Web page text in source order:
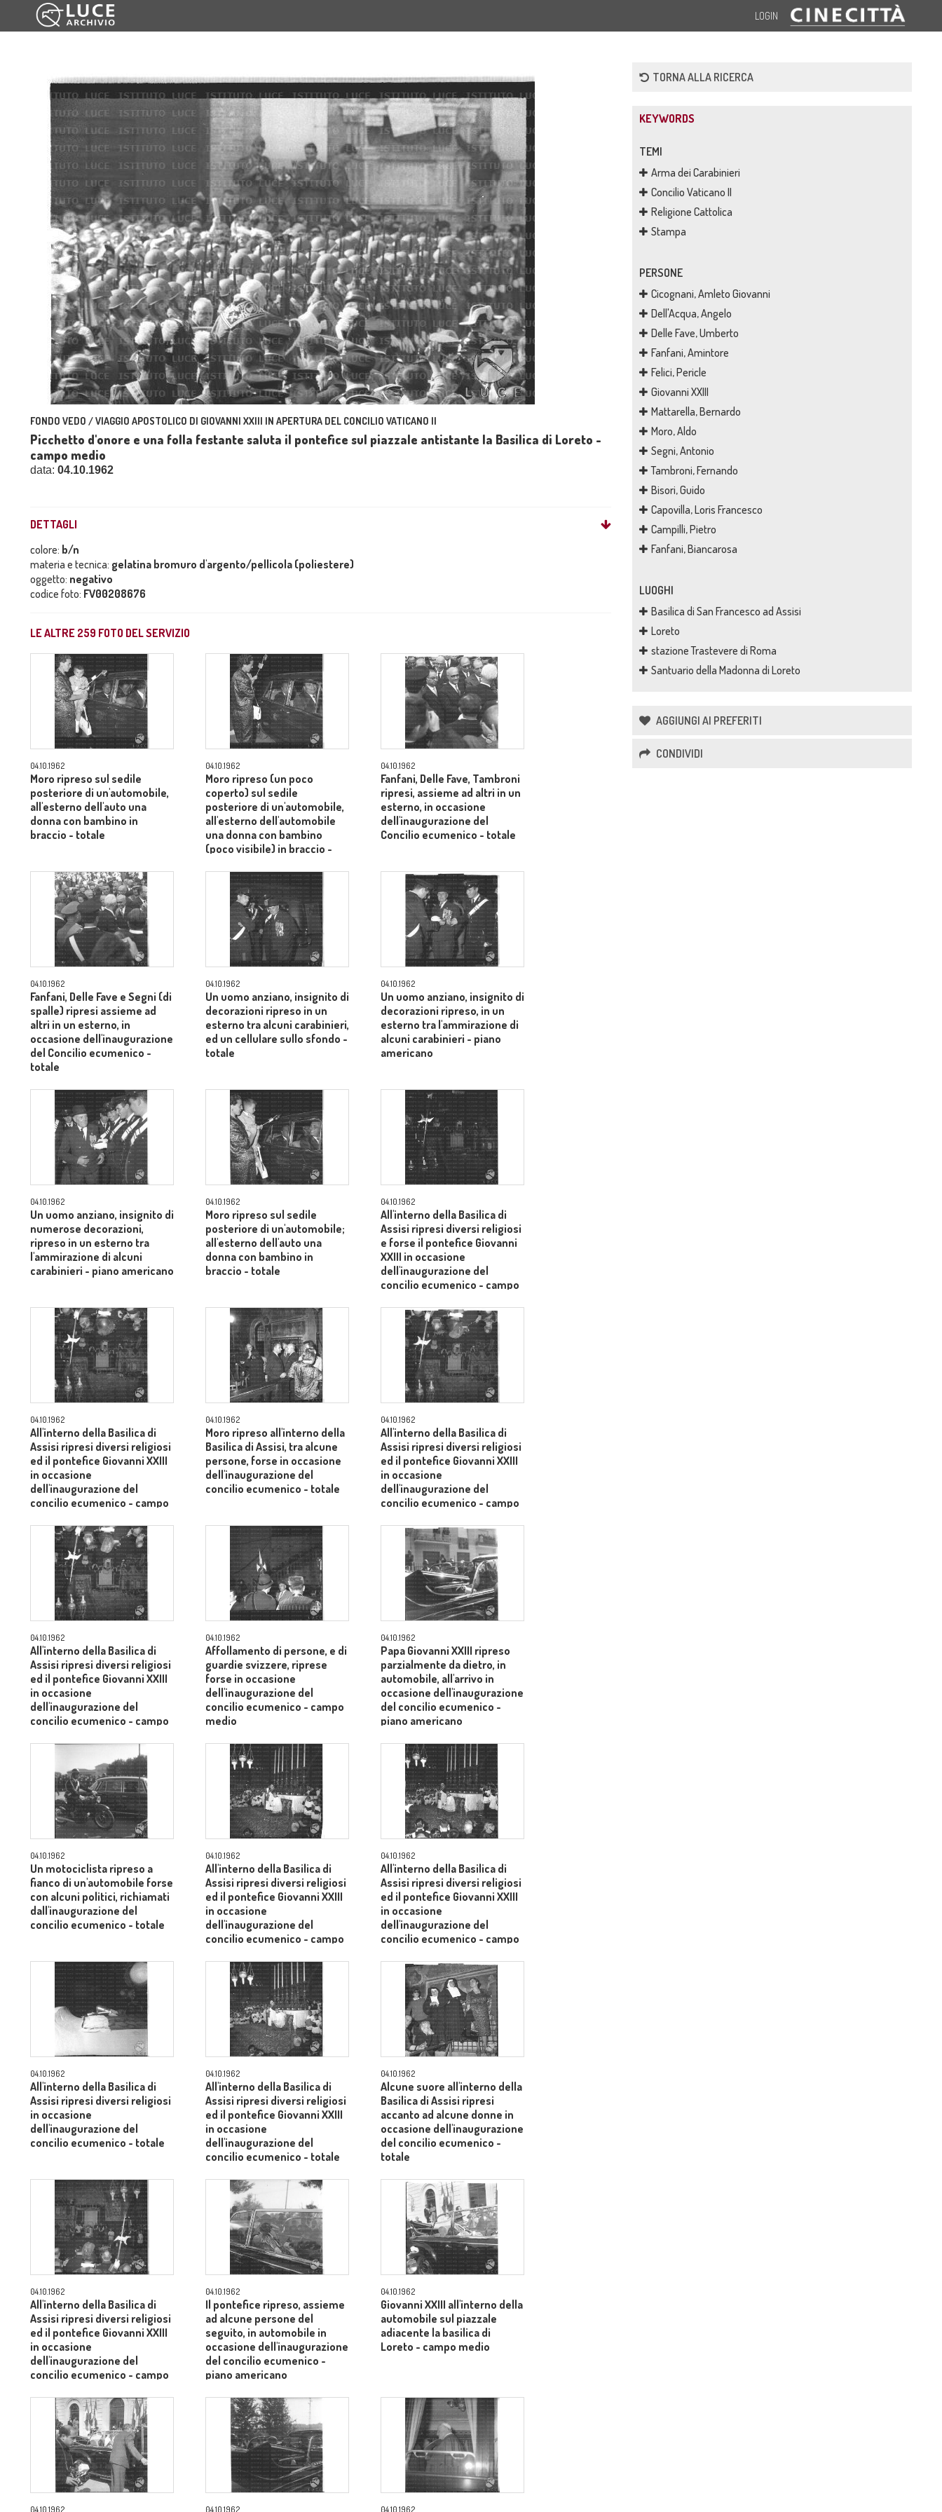
LOGIN
FONDO VEDO / VIAGGIO APOSTOLICO DI GIOVANNI XXIII IN APERTURA DEL CONCILIO VATICANO II
Picchetto d'onore e una folla festante saluta il pontefice sul piazzale antistante la Basilica di Loreto -
campo medio
data: 04.10.1962
DETTAGLI
colore: b/n
materia e tecnica: gelatina bromuro d'argento/pellicola (poliestere)
oggetto: negativo
codice foto: FV00208676
LE ALTRE 259 FOTO DEL SERVIZIO
04.10.1962
Moro ripreso sul sedile
posteriore di un'automobile,
all'esterno dell'auto una
donna con bambino in
braccio - totale
04.10.1962
Moro ripreso (un poco
coperto) sul sedile
posteriore di un'automobile,
all'esterno dell'automobile
una donna con bambino
(poco visibile) in braccio -
04.10.1962
Fanfani, Delle Fave, Tambroni
ripresi, assieme ad altri in un
esterno, in occasione
dell'inaugurazione del
Concilio ecumenico - totale
04.10.1962
Fanfani, Delle Fave e Segni (di
spalle) ripresi assieme ad
altri in un esterno, in
occasione dell'inaugurazione
del Concilio ecumenico -
totale
04.10.1962
Un uomo anziano, insignito di
decorazioni ripreso in un
esterno tra alcuni carabinieri,
ed un cellulare sullo sfondo -
totale
04.10.1962
Un uomo anziano, insignito di
decorazioni ripreso, in un
esterno tra l'ammirazione di
alcuni carabinieri - piano
americano
04.10.1962
Un uomo anziano, insignito di
numerose decorazioni,
ripreso in un esterno tra
l'ammirazione di alcuni
carabinieri - piano americano
04.10.1962
Moro ripreso sul sedile
posteriore di un'automobile;
all'esterno dell'auto una
donna con bambino in
braccio - totale
04.10.1962
All'interno della Basilica di
Assisi ripresi diversi religiosi
e forse il pontefice Giovanni
XXIII in occasione
dell'inaugurazione del
concilio ecumenico - campo
04.10.1962
All'interno della Basilica di
Assisi ripresi diversi religiosi
ed il pontefice Giovanni XXIII
in occasione
dell'inaugurazione del
concilio ecumenico - campo
04.10.1962
Moro ripreso all'interno della
Basilica di Assisi, tra alcune
persone, forse in occasione
dell'inaugurazione del
concilio ecumenico - totale
04.10.1962
All'interno della Basilica di
Assisi ripresi diversi religiosi
ed il pontefice Giovanni XXIII
in occasione
dell'inaugurazione del
concilio ecumenico - campo
04.10.1962
All'interno della Basilica di
Assisi ripresi diversi religiosi
ed il pontefice Giovanni XXIII
in occasione
dell'inaugurazione del
concilio ecumenico - campo
04.10.1962
Affollamento di persone, e di
guardie svizzere, riprese
forse in occasione
dell'inaugurazione del
concilio ecumenico - campo
medio
04.10.1962
Papa Giovanni XXIII ripreso
parzialmente da dietro, in
automobile, all'arrivo in
occasione dell'inaugurazione
del concilio ecumenico -
piano americano
04.10.1962
Un motociclista ripreso a
fianco di un'automobile forse
con alcuni politici, richiamati
dall'inaugurazione del
concilio ecumenico - totale
04.10.1962
All'interno della Basilica di
Assisi ripresi diversi religiosi
ed il pontefice Giovanni XXIII
in occasione
dell'inaugurazione del
concilio ecumenico - campo
04.10.1962
All'interno della Basilica di
Assisi ripresi diversi religiosi
ed il pontefice Giovanni XXIII
in occasione
dell'inaugurazione del
concilio ecumenico - campo
04.10.1962
All'interno della Basilica di
Assisi ripresi diversi religiosi
in occasione
dell'inaugurazione del
concilio ecumenico - totale
04.10.1962
All'interno della Basilica di
Assisi ripresi diversi religiosi
ed il pontefice Giovanni XXIII
in occasione
dell'inaugurazione del
concilio ecumenico - totale
04.10.1962
Alcune suore all'interno della
Basilica di Assisi ripresi
accanto ad alcune donne in
occasione dell'inaugurazione
del concilio ecumenico -
totale
04.10.1962
All'interno della Basilica di
Assisi ripresi diversi religiosi
ed il pontefice Giovanni XXIII
in occasione
dell'inaugurazione del
concilio ecumenico - campo
04.10.1962
Il pontefice ripreso, assieme
ad alcune persone del
seguito, in automobile in
occasione dell'inaugurazione
del concilio ecumenico -
piano americano
04.10.1962
Giovanni XXIII all'interno della
automobile sul piazzale
adiacente la basilica di
Loreto - campo medio
04.10.1962 04.10.1962 04.10.1962
TORNA ALLA RICERCA
KEYWORDS
TEMI
Arma dei Carabinieri
Concilio Vaticano II
Religione Cattolica
Stampa
PERSONE
Cicognani, Amleto Giovanni
Dell'Acqua, Angelo
Delle Fave, Umberto
Fanfani, Amintore
Felici, Pericle
Giovanni XXIII
Mattarella, Bernardo
Moro, Aldo
Segni, Antonio
Tambroni, Fernando
Bisori, Guido
Capovilla, Loris Francesco
Campilli, Pietro
Fanfani, Biancarosa
LUOGHI
Basilica di San Francesco ad Assisi
Loreto
stazione Trastevere di Roma
Santuario della Madonna di Loreto
AGGIUNGI AI PREFERITI
CONDIVIDI